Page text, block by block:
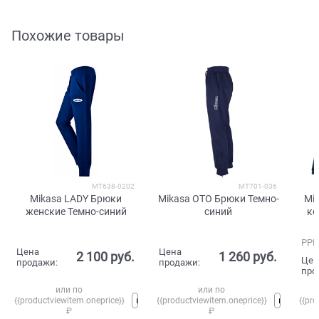
Похожие товары
MT638-0202
Mikasa LADY Брюки
женские Темно-синий
Цена
продажи:
2 100 руб.
или по
{{productviewitem.oneprice}}
₽
MT701-036
Mikasa OTO Брюки Темно-
синий
Цена
продажи:
1 260 руб.
или по
{{productviewitem.oneprice}}
₽